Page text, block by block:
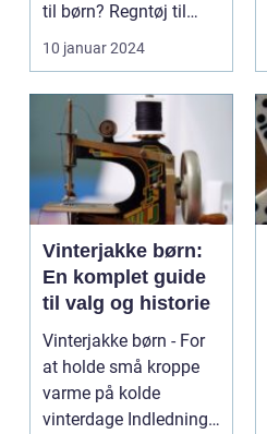
til børn? Regntøj til
børn er en ...
10 januar 2024
Vinterjakke børn:
En komplet guide
til valg og historie
Vinterjakke børn - For
at holde små kroppe
varme på kolde
vinterdage Indledning: